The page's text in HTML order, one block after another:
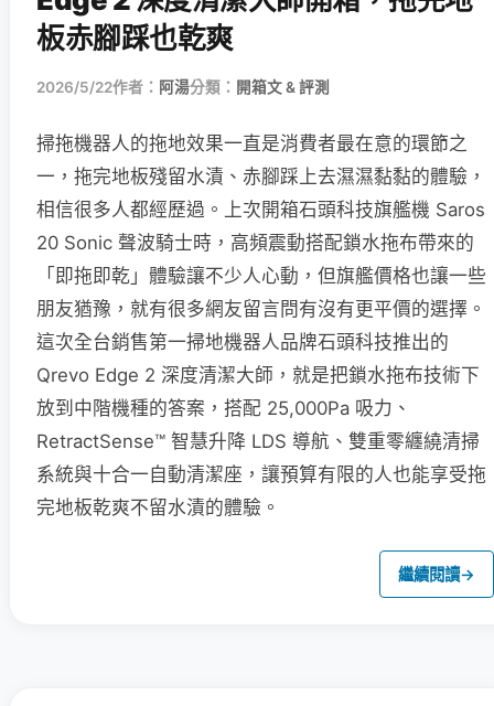
板赤腳踩也乾爽
2026/5/22作者： 阿湯分類： 開箱文 & 評測
掃拖機器人的拖地效果一直是消費者最在意的環節之
一，拖完地板殘留水漬、赤腳踩上去濕濕黏黏的體驗，
相信很多人都經歷過。上次開箱石頭科技旗艦機 Saros
20 Sonic 聲波騎士時，高頻震動搭配鎖水拖布帶來的
「即拖即乾」體驗讓不少人心動，但旗艦價格也讓一些
朋友猶豫，就有很多網友留言問有沒有更平價的選擇。
這次全台銷售第一掃地機器人品牌石頭科技推出的
Qrevo Edge 2 深度清潔大師，就是把鎖水拖布技術下
放到中階機種的答案，搭配 25,000Pa 吸力、
RetractSense™ 智慧升降 LDS 導航、雙重零纏繞清掃
系統與十合一自動清潔座，讓預算有限的人也能享受拖
完地板乾爽不留水漬的體驗。
繼續閱讀→